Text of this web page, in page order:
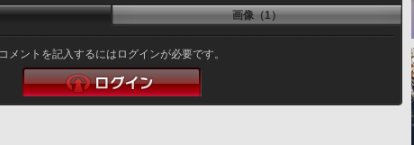
画像（1）
コメントを記入するにはログインが必要です。